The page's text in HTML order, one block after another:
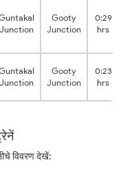
Junction
Gooty
Junction
0:29
hrs
Junction
Gooty
Junction
0:23
hrs
विवरण देखें: